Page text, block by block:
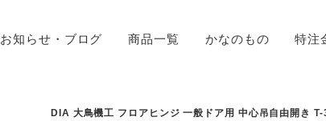
お知らせ・ブログ 商品一覧 かなのもの 特注
DIA 大鳥機工 フロアヒンジ 一般ドア用 中心吊自由開き T-